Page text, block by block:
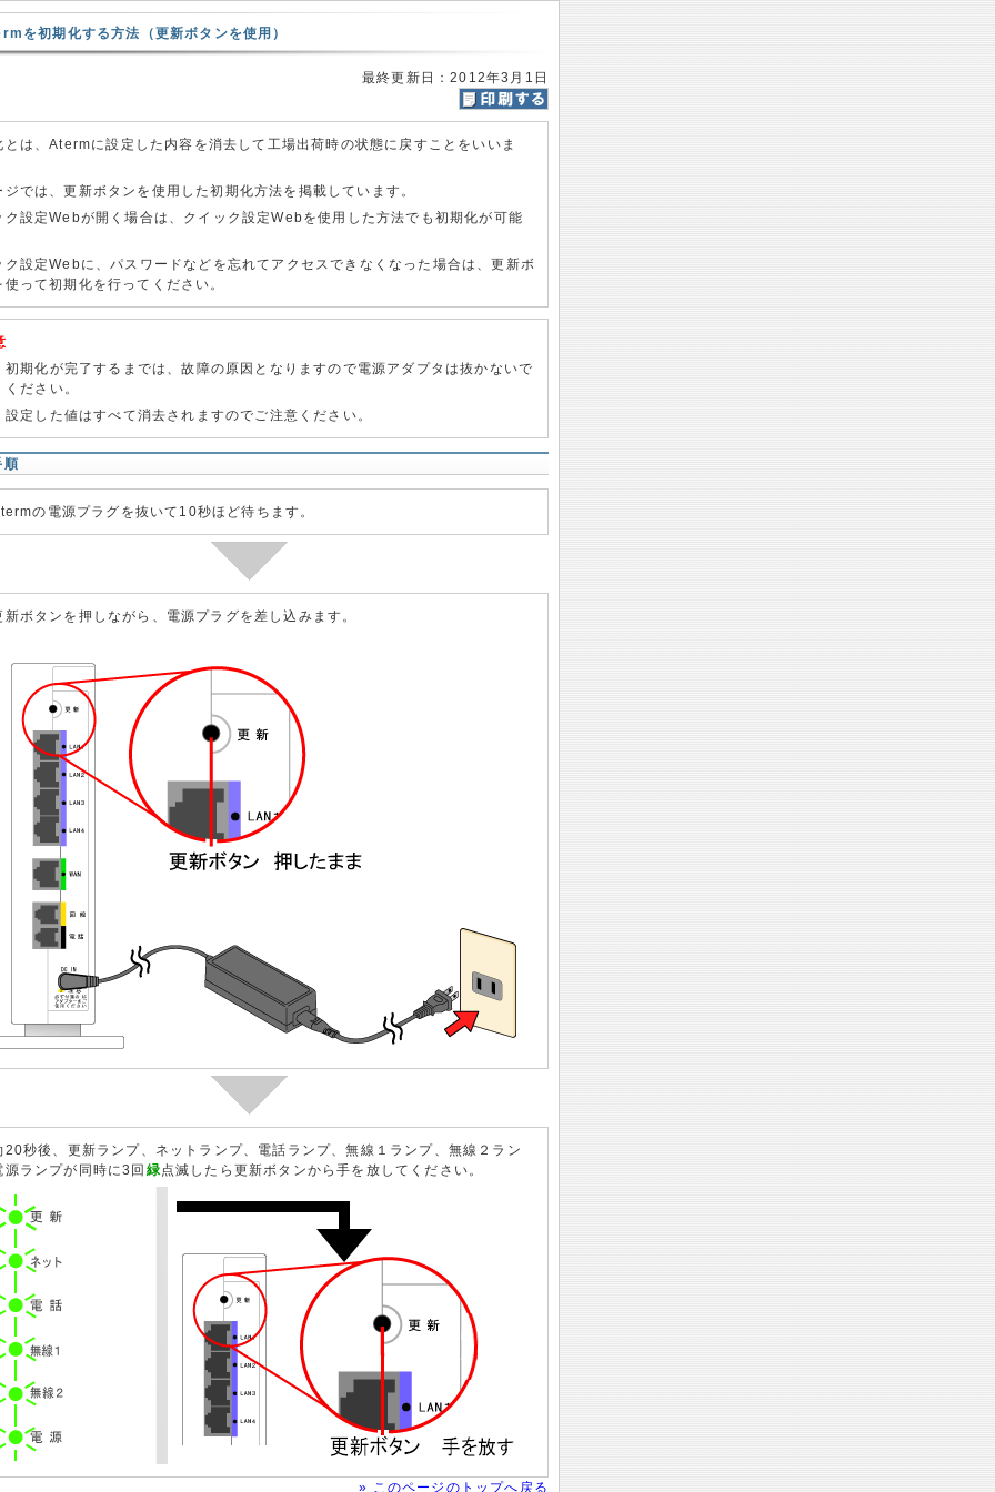
を初期化する方法（更新ボタンを使用）
最終更新日：2012年3月1日
とは、Atermに設定した内容を消去して工場出荷時の状態に戻すことをいいま
ジでは、更新ボタンを使用した初期化方法を掲載しています。
ク設定Webが開く場合は、クイック設定Webを使用した方法でも初期化が可能
ク設定Webに、パスワードなどを忘れてアクセスできなくなった場合は、更新ボ
使って初期化を行ってください。
初期化が完了するまでは、故障の原因となりますので電源アダプタは抜かないで
ください。
設定した値はすべて消去されますのでご注意ください。
順
の電源プラグを抜いて10秒ほど待ちます。
新ボタンを押しながら、電源プラグを差し込みます。
20秒後、更新ランプ、ネットランプ、電話ランプ、無線１ランプ、無線２ラン
源ランプが同時に3回 緑点滅したら更新ボタンから手を放してください。
» このページのトップへ戻る